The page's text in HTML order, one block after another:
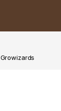
Growizards